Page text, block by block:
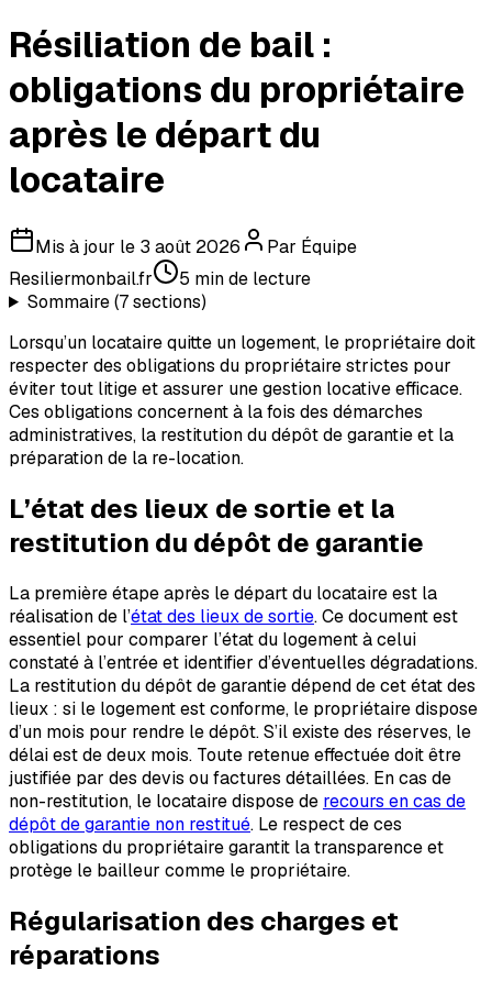
Résiliation de bail :
obligations du propriétaire
après le départ du
locataire
Mis à jour le 3 août 2026 Par Équipe
Resiliermonbail.fr
5 min de lecture
Sommaire (7sections)
Lorsqu’un locataire quitte un logement, le propriétaire doit
respecter des obligations du propriétaire strictes pour
éviter tout litige et assurer une gestion locative efficace.
Ces obligations concernent à la fois des démarches
administratives, la restitution du dépôt de garantie et la
préparation de la re-location.
L’état des lieux de sortie et la
restitution du dépôt de garantie
La première étape après le départ du locataire est la
réalisation de l’état des lieux de sortie. Ce document est
essentiel pour comparer l’état du logement à celui
constaté à l’entrée et identifier d’éventuelles dégradations.
La restitution du dépôt de garantie dépend de cet état des
lieux : si le logement est conforme, le propriétaire dispose
d’un mois pour rendre le dépôt. S’il existe des réserves, le
délai est de deux mois. Toute retenue effectuée doit être
justifiée par des devis ou factures détaillées. En cas de
non-restitution, le locataire dispose de recours en cas de
dépôt de garantie non restitué. Le respect de ces
obligations du propriétaire garantit la transparence et
protège le bailleur comme le propriétaire.
Régularisation des charges et
réparations